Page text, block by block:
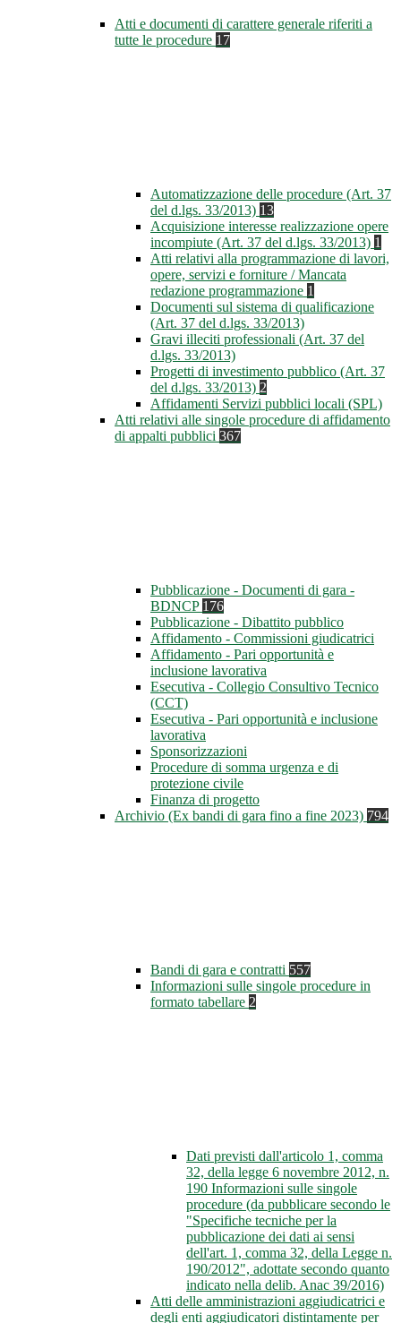
Atti e documenti di carattere generale riferiti a
tutte le procedure 17
Automatizzazione delle procedure (Art. 37
del d.lgs. 33/2013) 13
Acquisizione interesse realizzazione opere
incompiute (Art. 37 del d.lgs. 33/2013) 1
Atti relativi alla programmazione di lavori,
opere, servizi e forniture / Mancata
redazione programmazione 1
Documenti sul sistema di qualificazione
(Art. 37 del d.lgs. 33/2013)
Gravi illeciti professionali (Art. 37 del
d.lgs. 33/2013)
Progetti di investimento pubblico (Art. 37
del d.lgs. 33/2013) 2
Affidamenti Servizi pubblici locali (SPL)
Atti relativi alle singole procedure di affidamento
di appalti pubblici 367
Pubblicazione - Documenti di gara -
BDNCP 176
Pubblicazione - Dibattito pubblico
Affidamento - Commissioni giudicatrici
Affidamento - Pari opportunità e
inclusione lavorativa
Esecutiva - Collegio Consultivo Tecnico
(CCT)
Esecutiva - Pari opportunità e inclusione
lavorativa
Sponsorizzazioni
Procedure di somma urgenza e di
protezione civile
Finanza di progetto
Archivio (Ex bandi di gara fino a fine 2023) 794
Bandi di gara e contratti 557
Informazioni sulle singole procedure in
formato tabellare 2
Dati previsti dall'articolo 1, comma
32, della legge 6 novembre 2012, n.
190 Informazioni sulle singole
procedure (da pubblicare secondo le
"Specifiche tecniche per la
pubblicazione dei dati ai sensi
dell'art. 1, comma 32, della Legge n.
190/2012", adottate secondo quanto
indicato nella delib. Anac 39/2016)
Atti delle amministrazioni aggiudicatrici e
degli enti aggiudicatori distintamente per